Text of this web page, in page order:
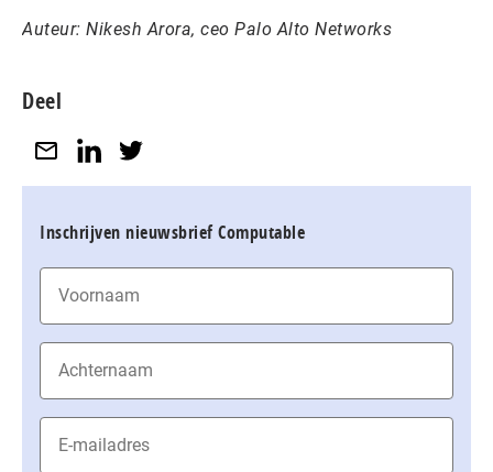
Auteur: Nikesh Arora, ceo Palo Alto Networks
Deel
Inschrijven nieuwsbrief Computable